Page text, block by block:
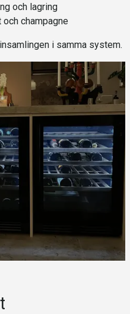
och lagring
champagne
i samma system.